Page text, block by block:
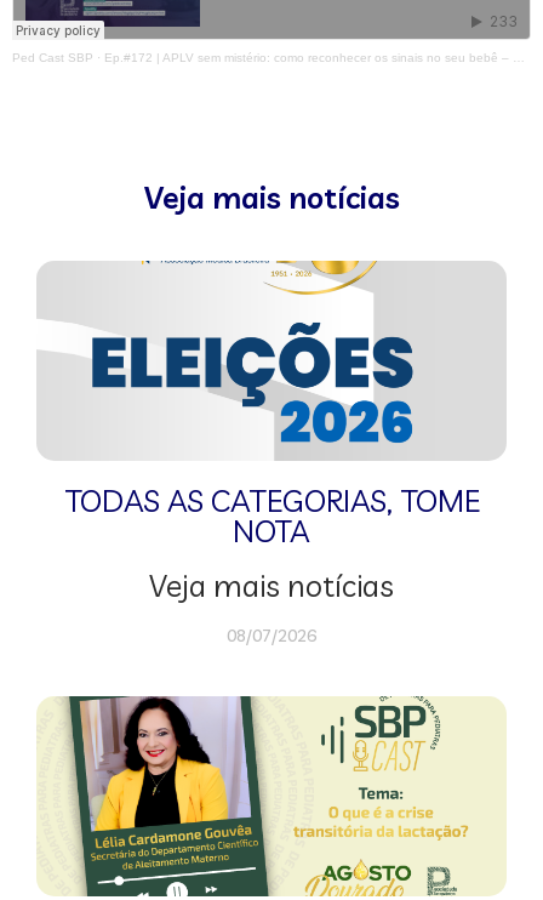
Ped Cast SBP · Ep.#172 | APLV sem mistério: como reconhecer os sinais no seu bebê – Dra. Cristina Targa
Veja mais notícias
TODAS AS CATEGORIAS, TOME
NOTA
Veja mais notícias
08/07/2026